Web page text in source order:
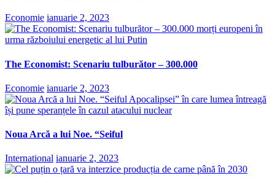
Economie ianuarie 2, 2023
The Economist: Scenariu tulburător – 300.000
Economie ianuarie 2, 2023
Noua Arcă a lui Noe. “Seiful
International ianuarie 2, 2023